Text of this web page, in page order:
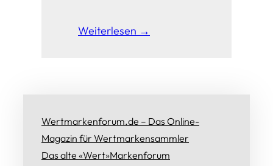
Weiterlesen →
Wertmarkenforum.de – Das Online-
Magazin für Wertmarkensammler
Das alte «Wert»Markenforum